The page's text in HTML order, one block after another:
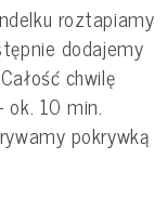
roztapiamy
dodajemy
chwilę
ok. 10 min.
pokrywką